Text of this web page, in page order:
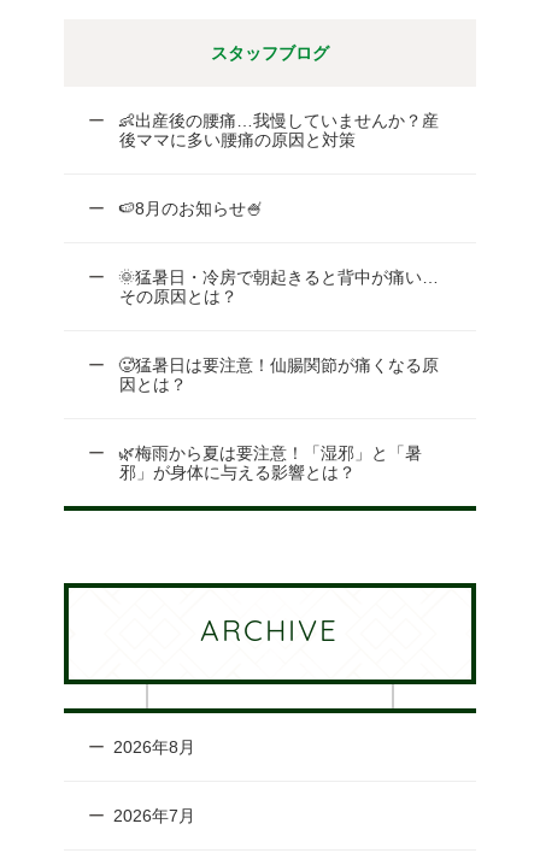
スタッフブログ
👶出産後の腰痛…我慢していませんか？産
後ママに多い腰痛の原因と対策
🍉8月のお知らせ🍧
🌞猛暑日・冷房で朝起きると背中が痛い…
その原因とは？
🥵猛暑日は要注意！仙腸関節が痛くなる原
因とは？
🌿梅雨から夏は要注意！「湿邪」と「暑
邪」が身体に与える影響とは？
ARCHIVE
2026年8月
2026年7月